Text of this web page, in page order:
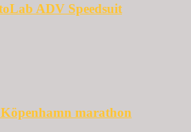
ADV Speedsuit
marathon